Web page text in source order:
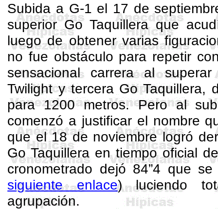
Subida a G-1 el 17 de
superiorGoTaquillera que
luego de obtener varias
no fue obstáculo para repetir
sensacional carrera al
Twilighty tercera GoTaquillera,
para 1200 metros. Pero al
comenzó a justificar el nombre
que el 18 de noviembre logró
GoTaquillera en tiempo oficial
cronometrado dejó 84”4 que
siguiente enlace) luciendo
agrupación.